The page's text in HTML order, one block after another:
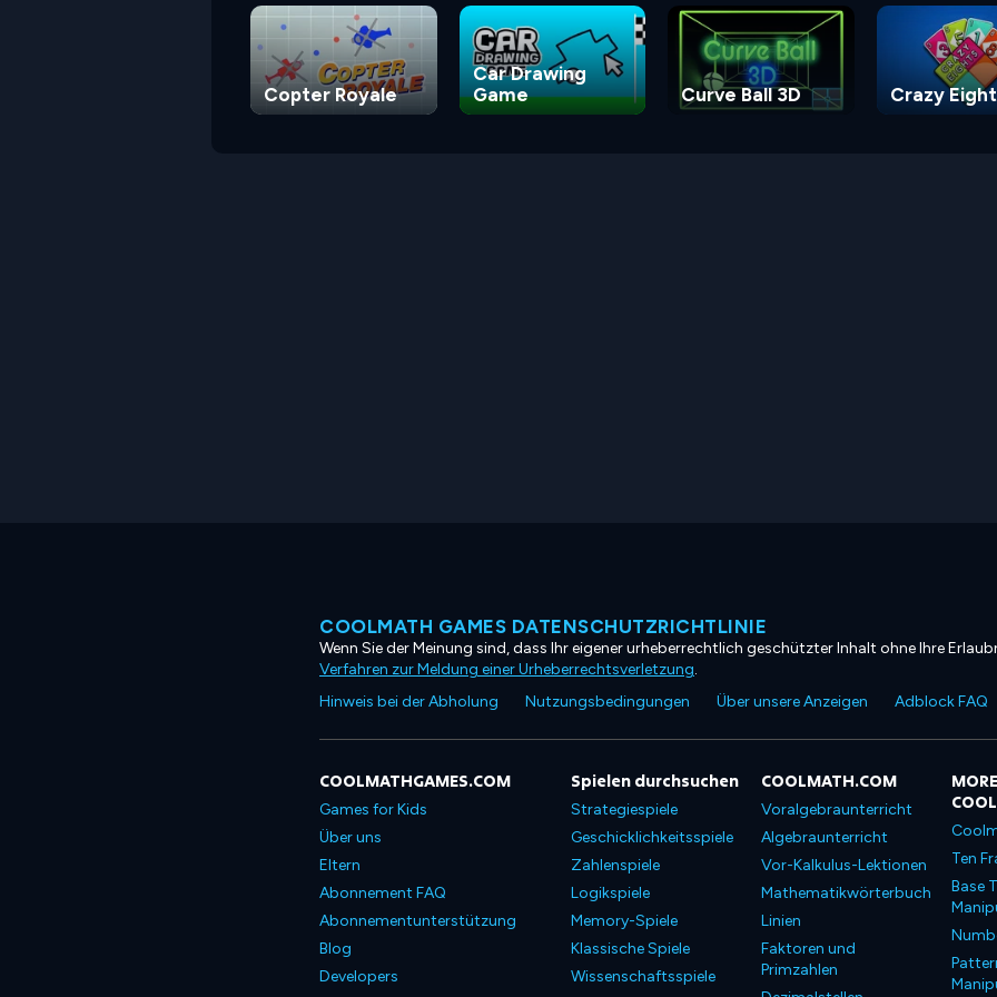
Copter Royale
Car Drawing
Game
Curve Ball 3D Crazy
COOLMATH GAMES DATENSCHUTZRICHTLINIE
Wenn Sie der Meinung sind, dass Ihr eigener urheberrechtlich geschützter Inhalt ohne Ihre
Verfahren zur Meldung einer Urheberrechtsverletzung.
Hinweis bei der Abholung
Nutzungsbedingungen Über unsere Anzeigen Adblock FAQ
COOLMATHGAMES.COM
Games for Kids
Über uns
Eltern
Abonnement FAQ
Abonnementunterstützung
Blog
Developers
Spielen durchsuchen
Strategiespiele
Geschicklichkeitsspiele
Zahlenspiele
Logikspiele
Memory-Spiele
Klassische Spiele
Wissenschaftsspiele
COOLMATH.COM
Voralgebraunterricht
Algebraunterricht
Vor-Kalkulus-Lektionen
Mathematikwörterbuch
Linien
Faktoren und
Primzahlen
Ten
Base